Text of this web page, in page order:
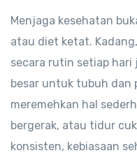
Menjaga kesehatan
atau diet ketat.
secara rutin setiap hari
besar untuk tubuh dan
meremehkan hal
bergerak, atau tidur
konsisten, kebiasaan